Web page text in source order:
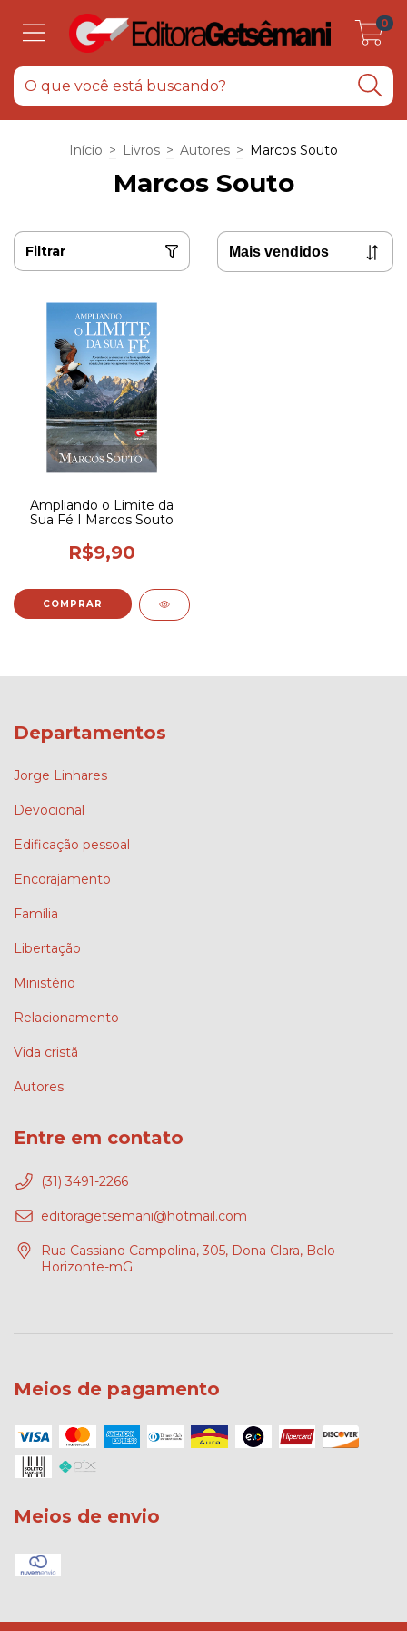
0
Início > Livros > Autores > Marcos Souto
Marcos Souto
Filtrar
Ampliando o Limite da
Sua Fé I Marcos Souto
R$9,90
Departamentos
Jorge Linhares
Devocional
Edificação pessoal
Encorajamento
Família
Libertação
Ministério
Relacionamento
Vida cristã
Autores
Entre em contato
(31) 3491-2266
editoragetsemani@hotmail.com
Rua Cassiano Campolina, 305, Dona Clara, Belo
Horizonte-mG
Meios de pagamento
Meios de envio